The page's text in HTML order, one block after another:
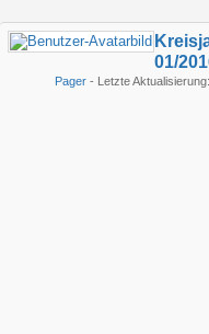
01/
Pager - Letzte Aktualisierung: